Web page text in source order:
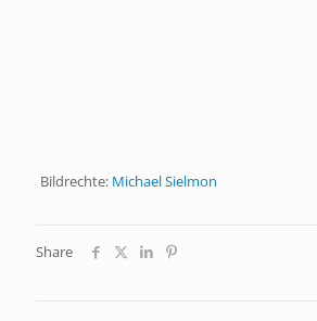
Bildrechte: Michael Sielmon
Share